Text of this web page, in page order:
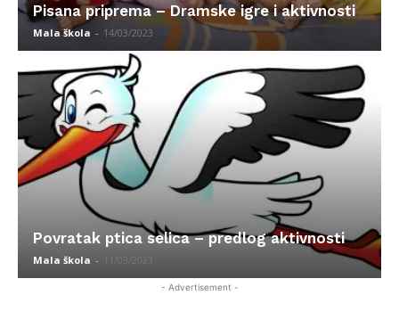
Pisana priprema – Dramske igre i aktivnosti
Mala škola - 14/03/2023
Povratak ptica selica – predlog aktivnosti
Mala škola - 11/03/2023
- Advertisement -